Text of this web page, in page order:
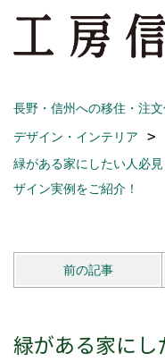
長野・信州への移住・注
デザイン・インテリア
緑がある家にしたい人必
ザイン実例をご紹介！
前の記事
緑がある家にし